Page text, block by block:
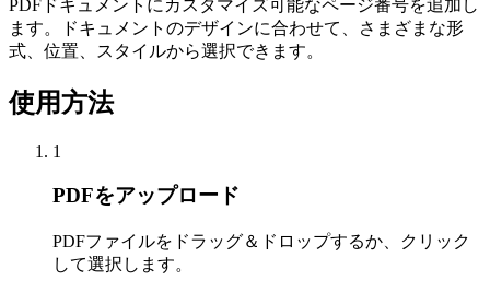
PDFドキュメントにカスタマイズ可能なページ番号を追加し
ます。ドキュメントのデザインに合わせて、さまざまな形
式、位置、スタイルから選択できます。
使用方法
1
PDFをアップロード
PDFファイルをドラッグ＆ドロップするか、クリック
して選択します。